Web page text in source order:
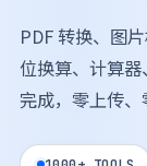
文本
计算
PDF 转换、图
位换算、计算
完成，零上传、